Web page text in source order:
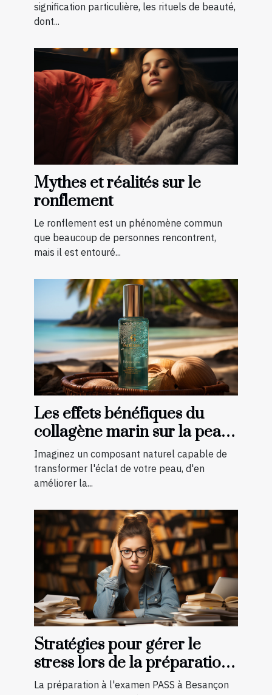
signification particulière, les rituels de beauté,
dont...
Mythes et réalités sur le
ronflement
Le ronflement est un phénomène commun
que beaucoup de personnes rencontrent,
mais il est entouré...
Les effets bénéfiques du
collagène marin sur la peau :
une transformation à
découvrir
Imaginez un composant naturel capable de
transformer l'éclat de votre peau, d'en
améliorer la...
Stratégies pour gérer le
stress lors de la préparation
à l'examen PASS à Besançon
La préparation à l'examen PASS à Besançon